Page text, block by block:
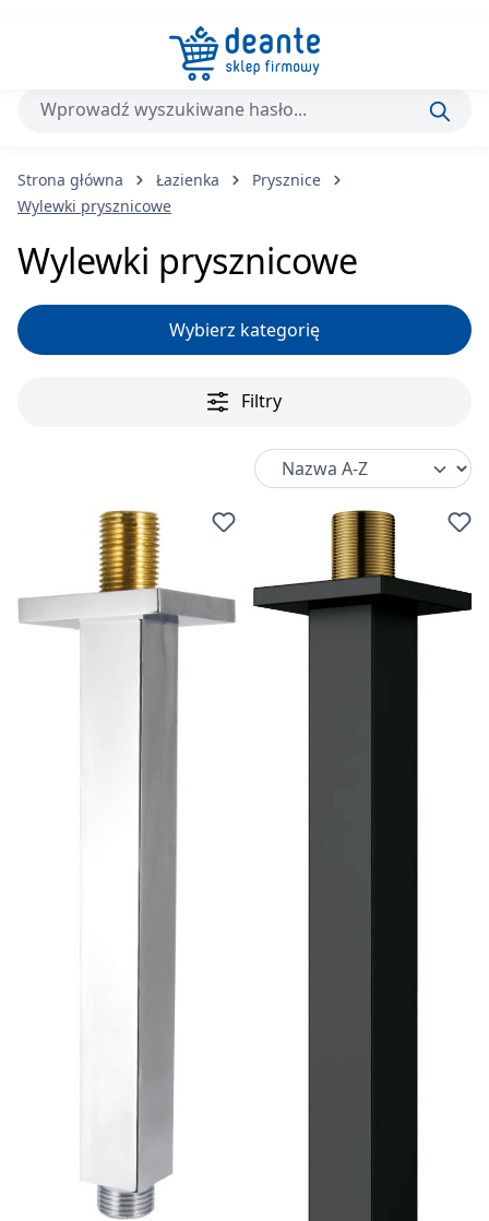
Przejdź do głównej zawartości
Strona główna Łazienka
Prysznice
Wylewki prysznicowe
Wylewki prysznicowe
Wybierz kategorię
Filtry